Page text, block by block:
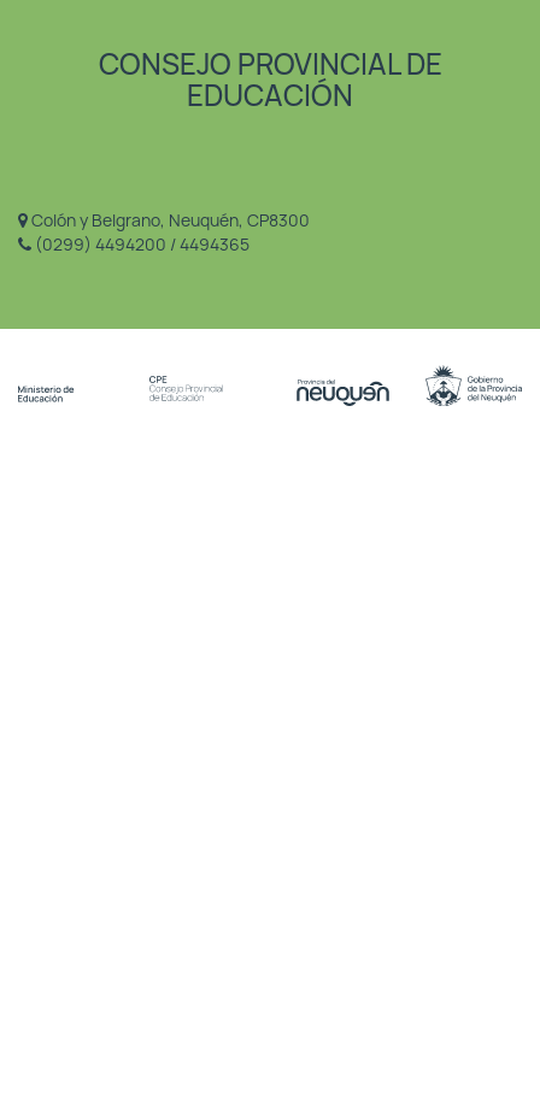
CONSEJO PROVINCIAL DE
EDUCACIÓN
Colón y Belgrano, Neuquén, CP8300
(0299) 4494200 / 4494365